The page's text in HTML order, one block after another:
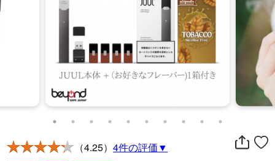
（4.25）4件の評価▼